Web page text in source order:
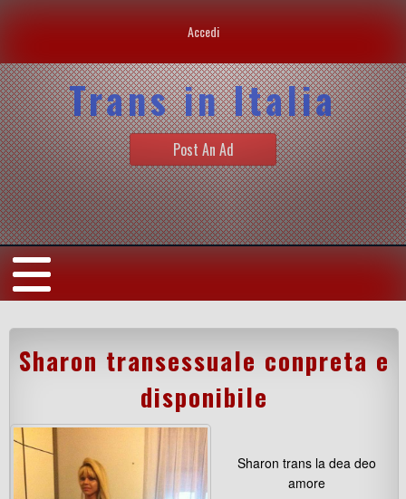
Accedi
Trans in Italia
Post An Ad
Sharon transessuale conpreta e
disponibile
Sharon trans la dea deo
amore